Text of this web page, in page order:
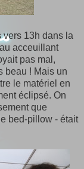
vers 13h dans la
acceuillant
pas mal,
beau ! Mais un
le matériel en
éclipsé. On
que
bed-pillow - était